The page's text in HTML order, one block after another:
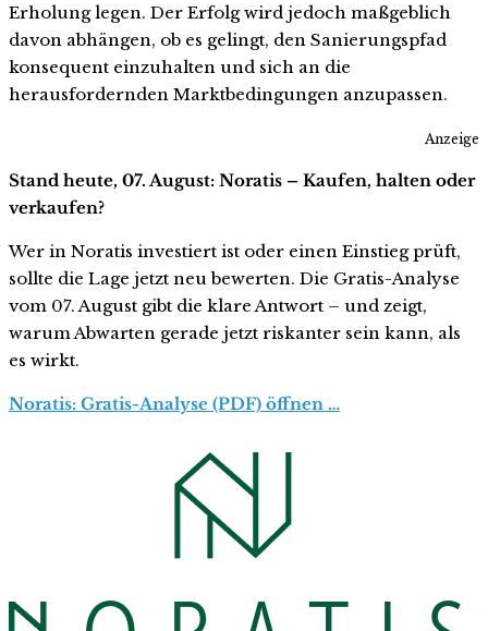
Erholung legen. Der Erfolg wird jedoch maßgeblich
davon abhängen, ob es gelingt, den Sanierungspfad
konsequent einzuhalten und sich an die
herausfordernden Marktbedingungen anzupassen.
Anzeige
Stand heute, 07. August: Noratis – Kaufen, halten oder
verkaufen?
Wer in Noratis investiert ist oder einen Einstieg prüft,
sollte die Lage jetzt neu bewerten. Die Gratis-Analyse
vom 07. August gibt die klare Antwort – und zeigt,
warum Abwarten gerade jetzt riskanter sein kann, als
es wirkt.
Noratis: Gratis-Analyse (PDF) öffnen …